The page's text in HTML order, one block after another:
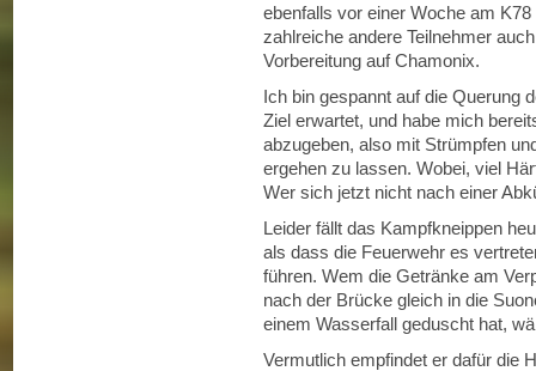
ebenfalls vor einer Woche am
zahlreiche andere Teilnehmer
Vorbereitung auf Chamonix.
Ich bin gespannt auf die Querung
Ziel erwartet, und habe mich
abzugeben, also mit Strümpfen
ergehen zu lassen. Wobei, viel
Wer sich jetzt nicht nach einer
Leider fällt das Kampfkneippen
als dass die Feuerwehr es
führen. Wem die Getränke am
nach der Brücke gleich in die
einem Wasserfall geduscht hat,
Vermutlich empfindet er dafür die